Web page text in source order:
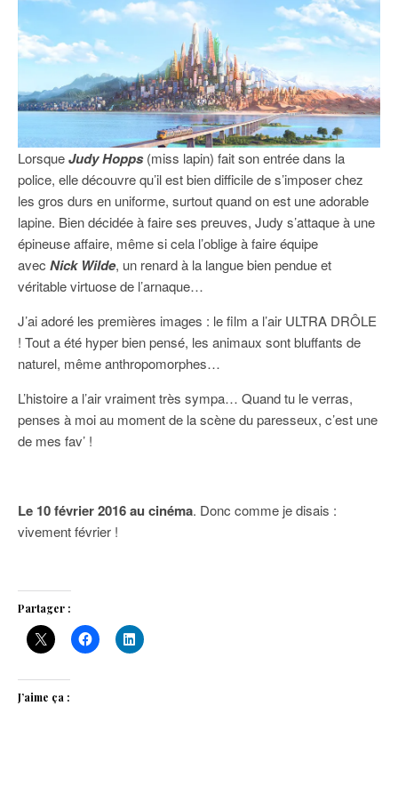
LorsqueJudy Hopps(miss lapin) fait son entrée dans la
police, elle découvre qu’il est bien difficile de s’imposer chez
les gros durs en uniforme, surtout quand on est une adorable
lapine. Bien décidée à faire ses preuves, Judy s’attaque à une
épineuse affaire, même si cela l’oblige à faire équipe
avec Nick Wilde, un renard à la langue bien pendue et
véritable virtuose de l’arnaque…
J’ai adoré les premières images : le film a l’air ULTRA DRÔLE
! Tout a été hyper bien pensé, les animaux sont bluffants de
naturel, même anthropomorphes…
L’histoire a l’air vraiment très sympa… Quand tu le verras,
penses à moi au moment de la scène du paresseux, c’est une
de mes fav’ !
Le 10 février 2016 au cinéma. Donc comme je disais :
vivement février !
Partager :
J’aime ça :